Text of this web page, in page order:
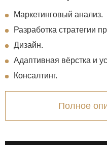
Маркетинговый анализ.
Разработка стратегии
Дизайн.
Адаптивная вёрстка и
Консалтинг.
Полное